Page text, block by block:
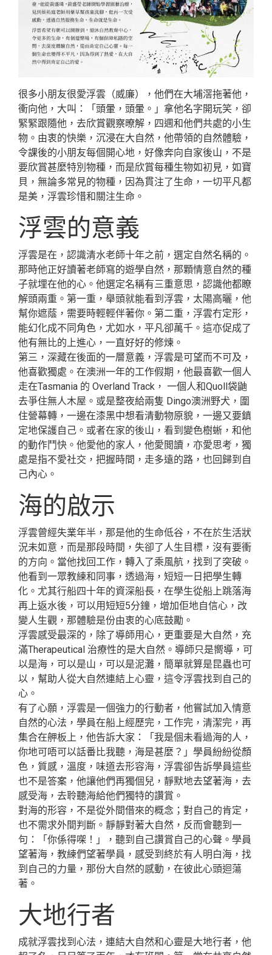
很多小朋友很愛浮雲（威廉），他們在大埔滘拖著他，
衝向他，大叫：「頭暈，頭暈。」拿他名字開玩笑，卻
緊緊跟隨他，去欣賞觀察暸解，四週和他們共處的小生
物。由衷的快樂，沉浸在大自然，他帶領的自然體驗，
令課後的小朋友每個開心地，好像奔向自家後山，不是
要欣賞甚麼特別物種，而是欣賞每種生物如初見，如寶
貝，無論多常見的物種，因為貫注了生命，一切平凡都
是美，浮雲珍惜和關注生命。
浮雲的意義
浮雲是在，認識清水老師十年之前，選定自然名稱的。
那時他正好讀著老師寫的遊學自然，那顆情意自然的種
子就埋在他的心。他選定名稱有三重意思，認識他都瞭
解頭兩重。第一重，舉頭就能看到浮雲，太陽高曬，他
幫你遮蔭，需要時輕輕伴著你。第二重，浮雲冇定形，
能幻化成不同角色，尤如水，平凡卻萬千。這亦促成了
他有無比的上進心，一直好好的修煉。
第三，深藏在後面的一層意義，浮雲是可望而不可及，
他喜歡獨處。在澳洲一年的工作假期，他最喜歡一個人
走在Tasmania 的 Overland Track， 一個人和Quoll袋鼬
去爭住無人木屋。或是整夜給兩隻 Dingo澳洲野犬，圍
住營幕轉，一邊在漆黑中想看清動物原貌，一邊又要鎮
定地保護自己。或者在家的後山，看到變色樹蜥，和他
的動作鬥快。他愛他的家人，他愛閲讀，亦愛思考，獨
處是指不愛社交，把握時間，走多遠的路，也回歸到自
己內心。
海的啟示
浮雲曾經失業年半，那是他的生命低谷，不在於生活狀
況未如意，而是那段時間，失卻了人生目標，沒有要衝
的方向。當他找回工作，轉入了乘風航，找到了突破。
他看到一眾教練和同事，透過海，短短一日把學生轉
化。尤其行船四十年的資深船長，在學生從船上跳落海
再上返水後，可以用短短5分鐘，增加佢地自信心，改
變人生觀，那體驗是份由衷的心底鼓勵。
浮雲感受最深的，除了導師用心，更重要是大自然，充
滿Therapeutical 治療性的是大自然。導師只是嚮導，可
以是海，可以是山，可以是泥灘，簡單就算是昆蟲也可
以，幫助人從大自然連結上心靈，這令浮雲找到自己的
心。
有了心願，浮雲是一個強力的行動者，他嘗試加入情意
自然的心法，學員在船上經歷完，工作完，清潔完，再
集合在舺板上，他告訴大家：「我是個未看過海的人，
你地可唔可以話番比我聽，海是甚麼？」學員紛紛從顏
色，質感，溫度，味道去形容海，浮雲卻告訴學員這些
也不是答案，他讓他們再獨個兒，靜默地去望著海，去
感受海，去聆聽海給他們獨特的讚賞。
對海的形容，不是從外間借來的概念；對自己的肯定，
也不需求外間判斷。靜靜對著大自然，反而會聽到一
句：「你係得㗎！」，聽到自己讚賞自己的心聲。學員
望著海，教練們望著學員，感受到終於有人明白海，找
到自己的力量，那份大自然的感動，在彼此心頭迴蕩
著。
大地行者
成就浮雲找到心法，連結大自然和心靈是大地行者，他